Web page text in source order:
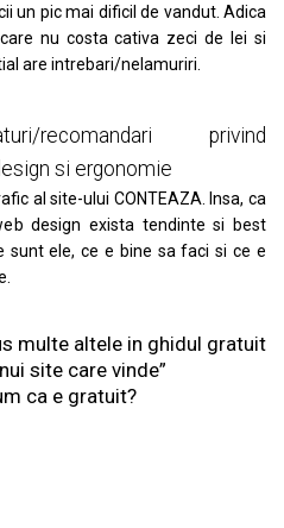
un pic mai dificil de vandut. Adica
nu costa cativa zeci de lei si
are intrebari/nelamuriri.
recomandari privind
si ergonomie
al site-ului CONTEAZA. Insa, ca
design exista tendinte si best
sunt ele, ce e bine sa faci si ce e
multe altele in ghidul gratuit
site care vinde”
ca e gratuit?